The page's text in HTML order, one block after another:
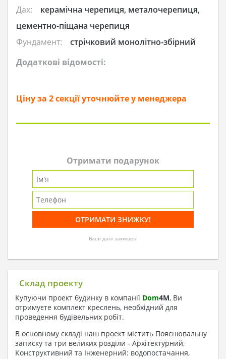
Дах:
керамічна черепиця, металочерепиця,
цементно-піщана черепиця
Фундамент:
стрічковий монолітно-збірний
Додаткові відомості:
Ціну за 2 секції уточнюйте у менеджера
Отримати подарунок
Ваші дані захищені
Склад проекту
Купуючи проект будинку в компанії Dom4M, Ви
отримуєте комплект креслень, необхідний для
проведення будівельних робіт.
В основному складі наш проект містить Пояснювальну
записку та три великих розділи - Архітектурний,
Конструктивний та Інженерний: водопостачання,